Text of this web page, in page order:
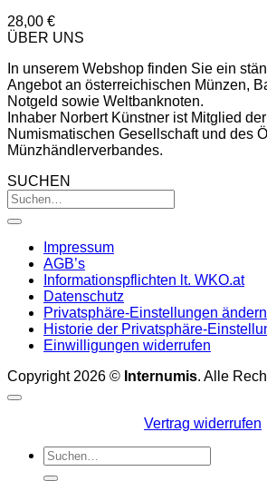
28,00 €
ÜBER UNS
In unserem Webshop finden Sie ein
Angebot an österreichischen Münzen,
Notgeld sowie Weltbanknoten.
Inhaber Norbert Künstner ist Mitglied
Numismatischen Gesellschaft und des
Münzhändlerverbandes.
SUCHEN
Impressum
AGB’s
Informationspflichten lt. WKO.at
Datenschutz
Privatsphäre-Einstellungen ändern
Historie der Privatsphäre-
Einwilligungen widerrufen
Copyright 2026 © Internumis. Alle
Vertrag widerrufen
Suchen
nach: